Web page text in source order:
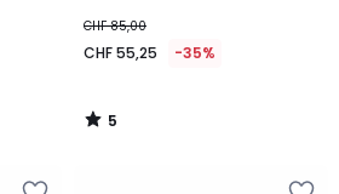
CHF 85,00
CHF 55,25 -35%
5
/